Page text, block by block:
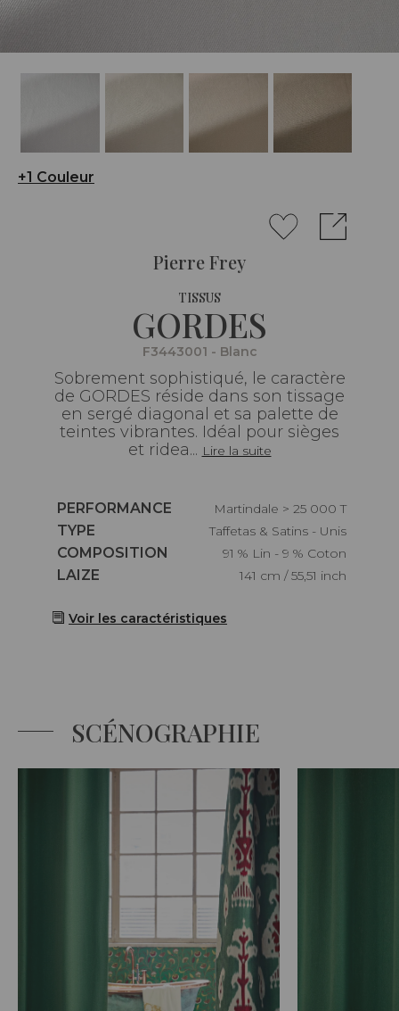
+1 Couleur
Pierre Frey
TISSUS
GORDES
F3443001 - Blanc
Sobrement sophistiqué, le caractère
de GORDES réside dans son tissage
en sergé diagonal et sa palette de
teintes vibrantes. Idéal pour sièges
et ridea... Lire la suite
Caractéristiques
PERFORMANCE
Martindale > 25 000 T
Caractéristiques
TYPE
Taffetas & Satins - Unis
Caractéristiques
COMPOSITION
91 % Lin - 9 % Coton
Caractéristiques
LAIZE 141 cm / 55,51 inch
Voir les caractéristiques
SCÉNOGRAPHIE